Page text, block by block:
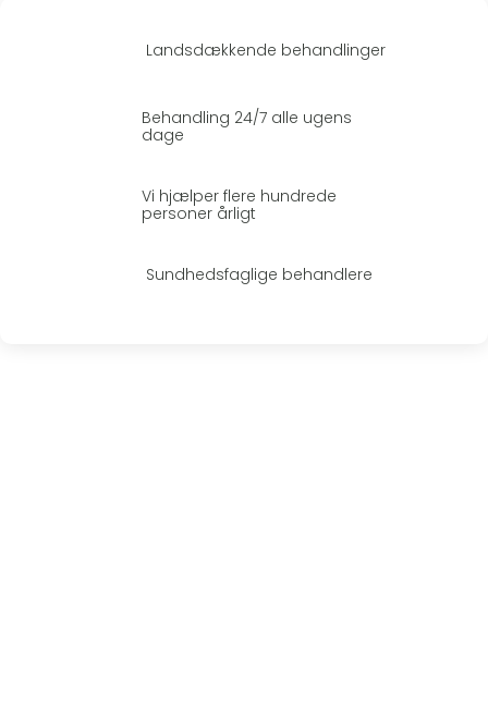
Landsdækkende behandlinger
Behandling 24/7 alle ugens
dage
Vi hjælper flere hundrede
personer årligt
Sundhedsfaglige behandlere